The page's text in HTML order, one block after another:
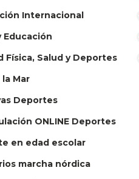
Internacional
Educación
Física, Salud y Deportes
la Mar
Deportes
ONLINE Deportes
en edad escolar
marcha nórdica